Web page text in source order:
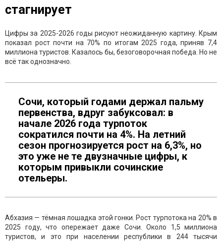
стагнирует
Цифры за 2025-2026 годы рисуют неожиданную картину. Крым
показал рост почти на 70% по итогам 2025 года, приняв 7,4
миллиона туристов. Казалось бы, безоговорочная победа. Но не
всё так однозначно.
Сочи, который годами держал пальму
первенства, вдруг забуксовал: в
начале 2026 года турпоток
сократился почти на 4%. На летний
сезон прогнозируется рост на 6,3%, но
это уже не те двузначные цифры, к
которым привыкли сочинские
отельеры.
Абхазия — тёмная лошадка этой гонки. Рост турпотока на 20% в
2025 году, что опережает даже Сочи. Около 1,5 миллиона
туристов, и это при населении республики в 244 тысячи